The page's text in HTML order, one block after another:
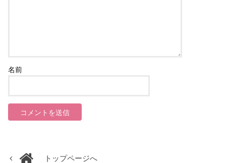
名前
トップページへ